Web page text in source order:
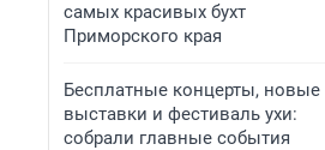
самых красивых бухт
Приморского края
Бесплатные концерты, новые
выставки и фестиваль ухи:
собрали главные события